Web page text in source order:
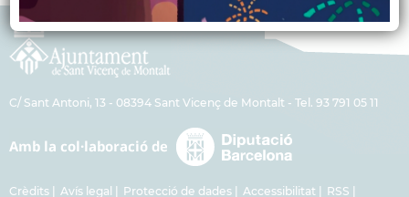
C/ Sant Antoni, 13 - 08394 Sant Vicenç de Montalt - Tel. 93 791 05 11
Crèdits Avís legal Protecció de dades Accessibilitat
RSS